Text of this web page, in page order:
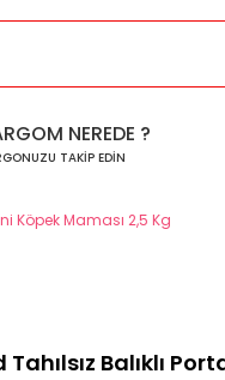
NEREDE ?
TAKİP EDİN
Köpek Maması 2,5 Kg
Tahılsız Balıklı